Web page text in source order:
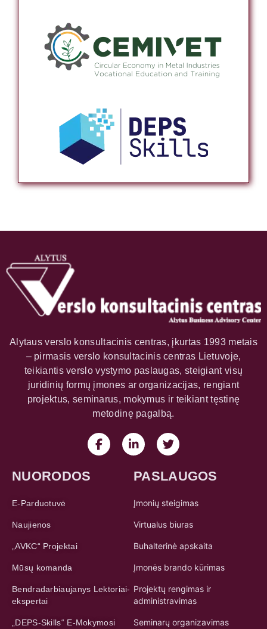
Alytaus verslo konsultacinis centras, įkurtas 1993 metais
– pirmasis verslo konsultacinis centras Lietuvoje,
teikiantis verslo vystymo paslaugas, steigiant visų
juridinių formų įmones ar organizacijas, rengiant
projektus, seminarus, mokymus ir teikiant tęstinę
metodinę pagalbą.
NUORODOS
E-Parduotuvė
Naujienos
„AVKC“ Projektai
Mūsų komanda
Bendradarbiaujanys Lektoriai-
ekspertai
„DEPS-Skills“ E-Mokymosi
PASLAUGOS
Įmonių steigimas
Virtualus biuras
Buhalterinė apskaita
Įmonės brando kūrimas
Projektų rengimas ir
administravimas
Seminarų organizavimas